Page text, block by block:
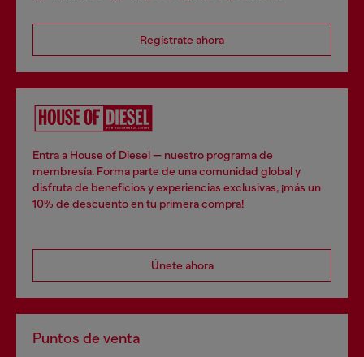
Regístrate ahora
Entra a House of Diesel — nuestro programa de
membresía. Forma parte de una comunidad global y
disfruta de beneficios y experiencias exclusivas, ¡más un
10% de descuento en tu primera compra!
Únete ahora
Puntos de venta